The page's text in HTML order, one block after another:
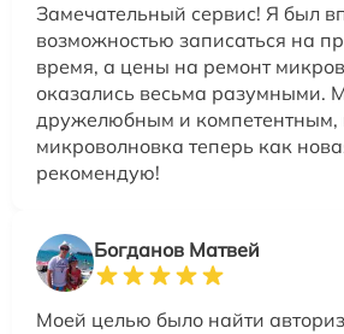
Замечательный сервис! Я был
возможностью записаться на
время, а цены на ремонт
оказались весьма разумными.
дружелюбным и компетентным,
микроволновка теперь как
рекомендую!
Богданов Матвей
Моей целью было найти